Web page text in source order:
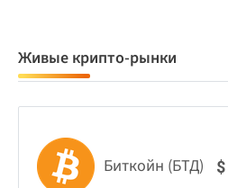
Живые крипто-рынки
Биткойн (БТД) $